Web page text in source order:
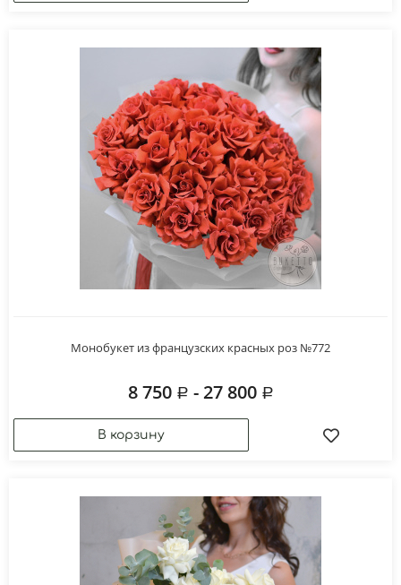
Монобукет из французских красных роз №772
8 750 - 27 800